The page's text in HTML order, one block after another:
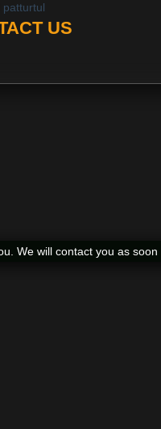
patturtul
US
We will contact you as